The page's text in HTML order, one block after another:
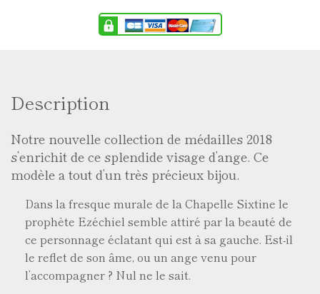
Description
Notre nouvelle collection de médailles 2018
s’enrichit de ce splendide visage d’ange. Ce
modèle a tout d’un très précieux bijou.
Dans la fresque murale de la Chapelle Sixtine le
prophète Ezéchiel semble attiré par la beauté de
ce personnage éclatant qui est à sa gauche. Est-il
le reflet de son âme, ou un ange venu pour
l’accompagner ? Nul ne le sait.